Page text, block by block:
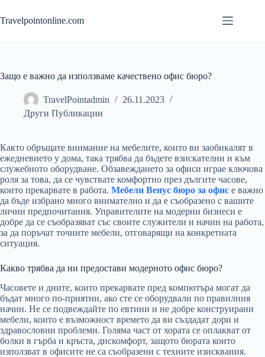
to
content
Travelpointonline.com
Защо е важно да използваме качествено офис бюро?
TravelPointadmin
26.11.2023
Други Публикации
Както обръщате внимание на мебелите, които ви заобикалят в
ежедневието у дома, така трябва да бъдете взискателни и към
служебното оборудване. Обзавеждането за офиси играе ключова
роля за това, да се чувствате комфортно през дългите часове,
които прекарвате в работа. Мебели Венус бюро за офис е важно
да бъде избрано много внимателно и да е съобразено с вашите
лични предпочитания. Управителите на модерни бизнеси е
добре да се съобразяват със своите служители и начин на работа,
за да поръчат точните мебели, отговарящи на конкретната
ситуация.
Какво трябва да ни предостави модерното офис бюро?
Часовете и дните, които прекарвате пред компютъра могат да
бъдат много по-приятни, ако сте се оборудвали по правилния
начин. Не се подвеждайте по евтини и не добре конструирани
мебели, които е възможност времето да ви създадат дори и
здравословни проблеми. Голяма част от хората се оплакват от
болки в гърба и кръста, дискомфорт, защото бюрата които
използват в офисите не са съобразени с техните изисквания.